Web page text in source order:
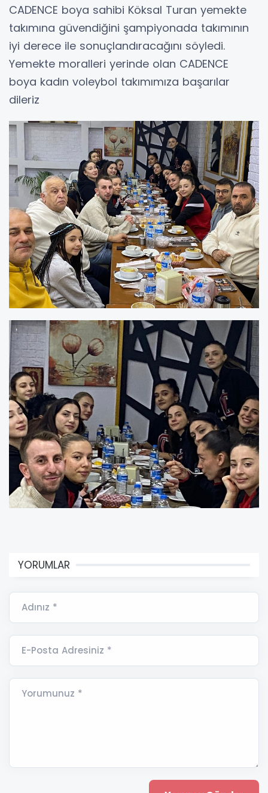
CADENCE boya sahibi Köksal Turan yemekte
takımına güvendiğini şampiyonada takımının
iyi derece ile sonuçlandıracağını söyledi.
Yemekte moralleri yerinde olan CADENCE
boya kadın voleybol takımımıza başarılar
dileriz
YORUMLAR
Adınız *
E-Posta Adresiniz *
Yorumunuz *